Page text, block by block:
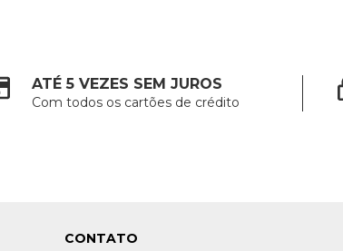
ATÉ 5 VEZES SEM JUROS
Com todos os cartões de crédito
CONTATO